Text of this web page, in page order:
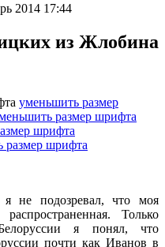
2014 17:44
из Жлобина
уменьшить размер
шрифта
не подозревал, что моя
Только
я понял, что
почти как Иванов в